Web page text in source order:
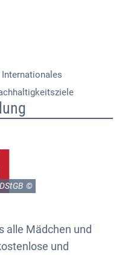
Internationales
alle Mädchen und
und